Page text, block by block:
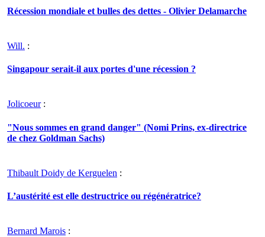
Récession mondiale et bulles des dettes - Olivier Delamarche
Will. :
Singapour serait-il aux portes d'une récession ?
Jolicoeur:
"Nous sommes en grand danger" (Nomi Prins, ex-directrice
de chez Goldman Sachs)
Thibault Doidy de Kerguelen :
L’austérité est elle destructrice ou régénératrice?
Bernard Marois :